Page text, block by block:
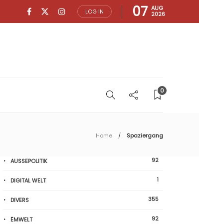
LOG IN 07 AUG
2026
0
Home Spaziergang
AUSSEPOLITIK 92
DIGITAL WELT 1
DIVERS 355
ËMWELT 92